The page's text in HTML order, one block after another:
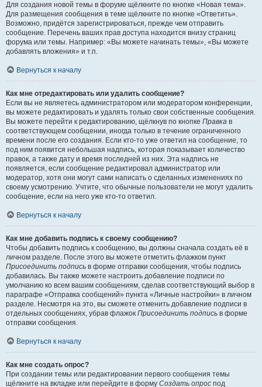
Для создания новой темы в форуме щёлкните по кнопке «Новая тема».
Для размещения сообщения в теме щёлкните по кнопке «Ответить».
Возможно, придётся зарегистрироваться, прежде чем отправить
сообщение. Перечень ваших прав доступа находится внизу страниц
форума или темы. Например: «Вы можете начинать темы», «Вы можете
добавлять вложения» и т.п.
Вернуться к началу
Как мне отредактировать или удалить сообщение?
Если вы не являетесь администратором или модератором конференции,
вы можете редактировать и удалять только свои собственные сообщения.
Вы можете перейти к редактированию, щёлкнув по кнопке Правка в
соответствующем сообщении, иногда только в течение ограниченного
времени после его создания. Если кто-то уже ответил на сообщение, то
под ним появится небольшая надпись, которая показывает количество
правок, а также дату и время последней из них. Эта надпись не
появляется, если сообщение редактировал администратор или
модератор, хотя они могут сами написать о сделанных изменениях по
своему усмотрению. Учтите, что обычные пользователи не могут удалить
сообщение, если на него уже кто-то ответил.
Вернуться к началу
Как мне добавить подпись к своему сообщению?
Чтобы добавить подпись к сообщению, вы должны сначала создать её в
личном разделе. После этого вы можете отметить флажком пункт
Присоединить подпись в форме отправки сообщения, чтобы подпись
добавилась. Вы также можете настроить добавление подписи по
умолчанию ко всем вашим сообщениям, сделав соответствующий выбор в
параграфе «Отправка сообщений» пункта «Личные настройки» в личном
разделе. Несмотря на это, вы сможете отменить добавление подписи в
отдельных сообщениях, убрав флажок Присоединить подпись в форме
отправки сообщения.
Вернуться к началу
Как мне создать опрос?
При создании темы или редактировании первого сообщения темы
щёлкните на вкладке или перейдите в форму Создать опрос под